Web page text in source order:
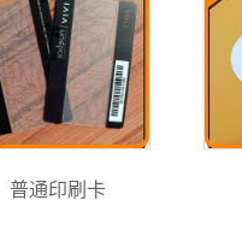
普通印刷卡